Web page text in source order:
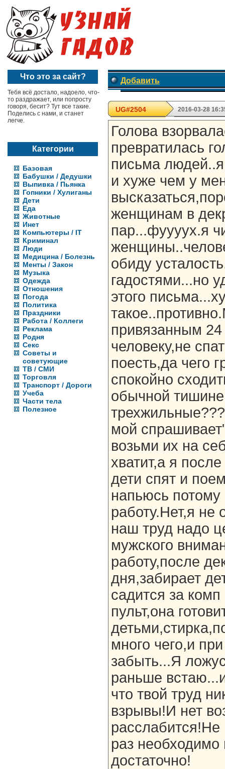
Что это за сайт?
Тебя всё достало, надоело, что-
то раздражает, или попросту
говоря, бесит? Тут все такие.
Поделись с нами, и станет
легче.
Категории
Базовая
Бабушки / Дедушки
Выпивка / Пьянка
Гопники / Хулиганы
Дети
Еда
Животные
Инет
Компьютеры / IT
Криминал
Люди
Медицина / Болезнь
Менты / Закон
Музыка
Одежда
Отношения
Погода
Политика
Праздники
Работа / Коллеги
Реклама
Родня
Секс
Советы и
советующие
ТВ / СМИ
Торговля
Транспорт / Дороги
Учеба
Части тела
Полезное
Добавить
UG#2504 2016-03-28
Голова
превратилась
письма
и хуже чем у
женщинам в
пар...фуууух.я
обиду
гадостями...но
этого
привязанным 24
человеку,не
поесть,да чего
спокойно
обычной
мой
возьми их на
хватит,а я
дети спят и
напьюсь потому
работу.Нет,я
наш труд надо
мужского
работу,после
дня,забирает
садится за
пульт,она
много чего,и
забыть...Я
раньше
что твой труд
взрывы!И нет
раз необходимо
достаточно!